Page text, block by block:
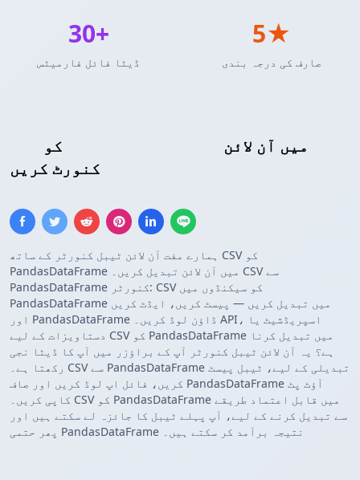
کنورٹ کریں
ہمارے مفت آن لائن ٹیبل کنورٹر کے ساتھ CSV کو
PandasDataFrame میں آن لائن تبدیل کریں۔ CSV سے
PandasDataFrame کنورٹر: CSV کو سیکنڈوں میں
PandasDataFrame میں تبدیل کریں — پیسٹ کریں، ایڈٹ کریں
اور PandasDataFrame ڈاؤن لوڈ کریں۔ API، اسپریڈشیٹ یا
دستاویزات کے لیے CSV کو PandasDataFrame میں تبدیل کرنا
ہے؟ یہ آن لائن ٹیبل کنورٹر آپ کے براؤزر میں آپ کا ڈیٹا نجی
رکھتا ہے۔ CSV سے PandasDataFrame تبدیلی کے لیے، ٹیبل پیسٹ
کریں، فائل اپ لوڈ کریں اور صاف PandasDataFrame آؤٹ پٹ
کاپی کریں۔ CSV کو PandasDataFrame میں قابل اعتماد طریقے
سے تبدیل کرنے کے لیے، آپ پہلے ٹیبل کا جائزہ لے سکتے ہیں اور
پھر حتمی PandasDataFrame نتیجہ برآمد کر سکتے ہیں۔
30+
ڈیٹا فائل فارمیٹس
5★
صارف کی درجہ بندی